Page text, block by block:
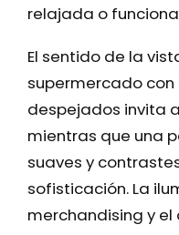
relajada o
El sentido de la
supermercado con
despejados invita
mientras que una
suaves y
sofisticación. La
merchandising y